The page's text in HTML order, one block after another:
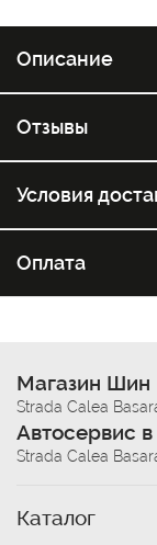
Описание
Отзывы
Условия
Оплата
Магазин Шин
Strada Calea
Автосервис
Strada Calea
Каталог